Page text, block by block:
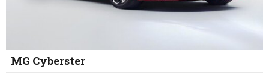
MG Cyberster